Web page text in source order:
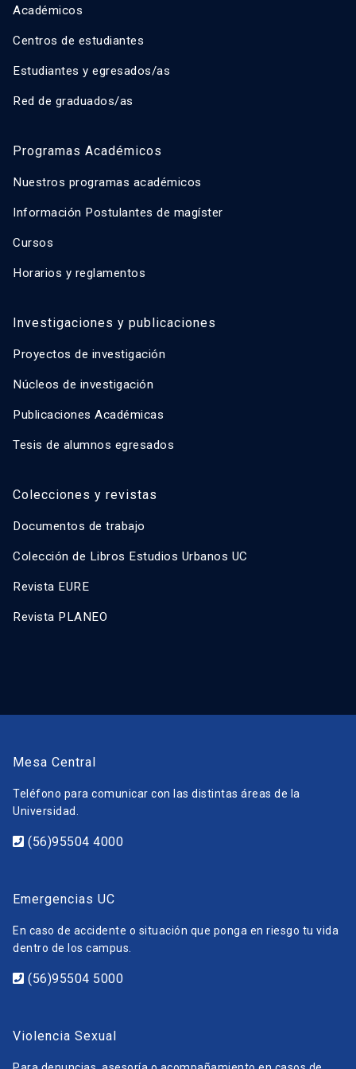
Académicos
Centros de estudiantes
Estudiantes y egresados/as
Red de graduados/as
Programas Académicos
Nuestros programas académicos
Información Postulantes de magíster
Cursos
Horarios y reglamentos
Investigaciones y publicaciones
Proyectos de investigación
Núcleos de investigación
Publicaciones Académicas
Tesis de alumnos egresados
Colecciones y revistas
Documentos de trabajo
Colección de Libros Estudios Urbanos UC
Revista EURE
Revista PLANEO
Mesa Central
Teléfono para comunicar con las distintas áreas de la
Universidad.
(56)95504 4000
Emergencias UC
En caso de accidente o situación que ponga en riesgo tu vida
dentro de los campus.
(56)95504 5000
Violencia Sexual